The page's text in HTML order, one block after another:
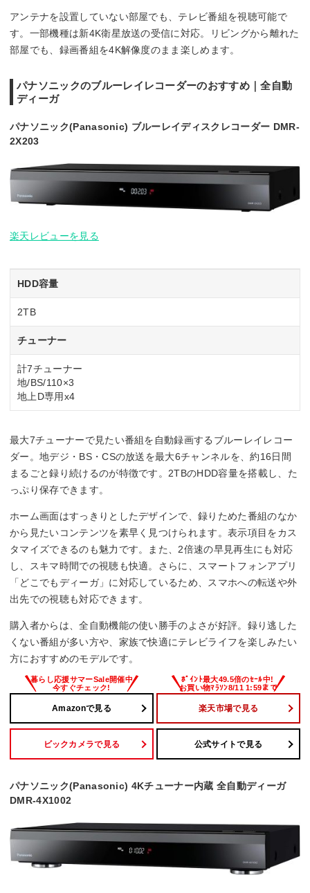
アンテナを設置していない部屋でも、テレビ番組を視聴可能で
す。一部機種は新4K衛星放送の受信に対応。リビングから離れた
部屋でも、録画番組を4K解像度のまま楽しめます。
パナソニックのブルーレイレコーダーのおすすめ｜全自動
ディーガ
パナソニック(Panasonic) ブルーレイディスクレコーダー DMR-
2X203
楽天レビューを見る
HDD容量
2TB
チューナー
計7チューナー
地/BS/110×3
地上D専用x4
最大7チューナーで見たい番組を自動録画するブルーレイレコー
ダー。地デジ・BS・CSの放送を最大6チャンネルを、約16日間
まるごと録り続けるのが特徴です。2TBのHDD容量を搭載し、た
っぷり保存できます。
ホーム画面はすっきりとしたデザインで、録りためた番組のなか
から見たいコンテンツを素早く見つけられます。表示項目をカス
タマイズできるのも魅力です。また、2倍速の早見再生にも対応
し、スキマ時間での視聴も快適。さらに、スマートフォンアプリ
「どこでもディーガ」に対応しているため、スマホへの転送や外
出先での視聴も対応できます。
購入者からは、全自動機能の使い勝手のよさが好評。録り逃した
くない番組が多い方や、家族で快適にテレビライフを楽しみたい
方におすすめのモデルです。
Amazonで見る 楽天市場で見る
ビックカメラで見る 公式サイトで見る
パナソニック(Panasonic) 4Kチューナー内蔵 全自動ディーガ
DMR-4X1002